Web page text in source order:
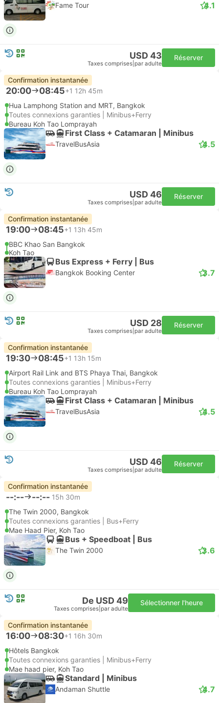
Fame Tour 4.1
USD 43
Taxes comprises par adulte
Réserver
Confirmation instantanée
20:00 08:45+1 12h 45m
Hua Lamphong Station and MRT, Bangkok
Toutes connexions garanties | Minibus+Ferry
Bureau Koh Tao Lomprayah
First Class + Catamaran | Minibus
TravelBusAsia 4.5
USD 46
Taxes comprises par adulte
Réserver
Confirmation instantanée
19:00 08:45+1 13h 45m
BBC Khao San Bangkok
Koh Tao
Bus Express + Ferry | Bus
Bangkok Booking Center 3.7
USD 28
Taxes comprises par adulte
Réserver
Confirmation instantanée
19:30 08:45+1 13h 15m
Airport Rail Link and BTS Phaya Thai, Bangkok
Toutes connexions garanties | Minibus+Ferry
Bureau Koh Tao Lomprayah
First Class + Catamaran | Minibus
TravelBusAsia 4.5
USD 46
Taxes comprises par adulte
Réserver
Confirmation instantanée
--:-- --:-- 15h 30m
The Twin 2000, Bangkok
Toutes connexions garanties | Bus+Ferry
Mae Haad Pier, Koh Tao
Bus + Speedboat | Bus
The Twin 2000 3.6
De USD 49
Taxes comprises par adulte
Sélectionner l'heure
Confirmation instantanée
16:00 08:30+1 16h 30m
Hôtels Bangkok
Toutes connexions garanties | Minibus+Ferry
Mae haad pier, Koh Tao
Standard | Minibus
Andaman Shuttle 4.7